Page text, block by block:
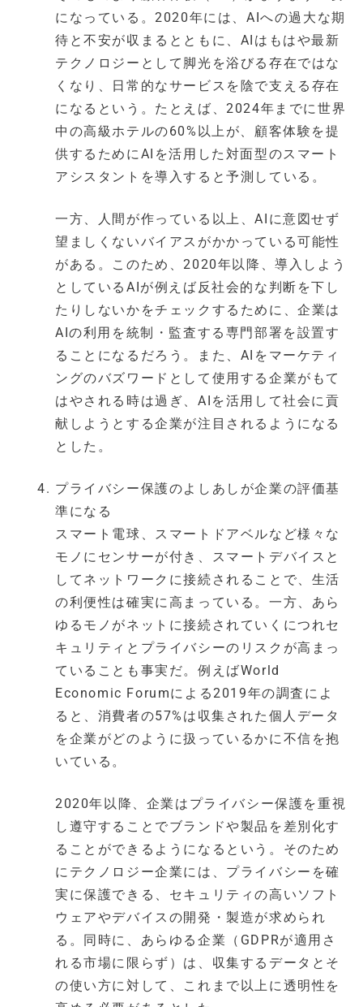
になっている。2020年には、AIへの過大な期
待と不安が収まるとともに、AIはもはや最新
テクノロジーとして脚光を浴びる存在ではな
くなり、日常的なサービスを陰で支える存在
になるという。たとえば、2024年までに世界
中の高級ホテルの60%以上が、顧客体験を提
供するためにAIを活用した対面型のスマート
アシスタントを導入すると予測している。
一方、人間が作っている以上、AIに意図せず
望ましくないバイアスがかかっている可能性
がある。このため、2020年以降、導入しよう
としているAIが例えば反社会的な判断を下し
たりしないかをチェックするために、企業は
AIの利用を統制・監査する専門部署を設置す
ることになるだろう。また、AIをマーケティ
ングのバズワードとして使用する企業がもて
はやされる時は過ぎ、AIを活用して社会に貢
献しようとする企業が注目されるようになる
とした。
プライバシー保護のよしあしが企業の評価基
準になる
スマート電球、スマートドアベルなど様々な
モノにセンサーが付き、スマートデバイスと
してネットワークに接続されることで、生活
の利便性は確実に高まっている。一方、あら
ゆるモノがネットに接続されていくにつれセ
キュリティとプライバシーのリスクが高まっ
ていることも事実だ。例えばWorld
Economic Forumによる2019年の調査によ
ると、消費者の57%は収集された個人データ
を企業がどのように扱っているかに不信を抱
いている。
2020年以降、企業はプライバシー保護を重視
し遵守することでブランドや製品を差別化す
ることができるようになるという。そのため
にテクノロジー企業には、プライバシーを確
実に保護できる、セキュリティの高いソフト
ウェアやデバイスの開発・製造が求められ
る。同時に、あらゆる企業（GDPRが適用さ
れる市場に限らず）は、収集するデータとそ
の使い方に対して、これまで以上に透明性を